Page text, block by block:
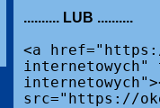
.......... LUB ..........
<a
internetowych"
src="https://